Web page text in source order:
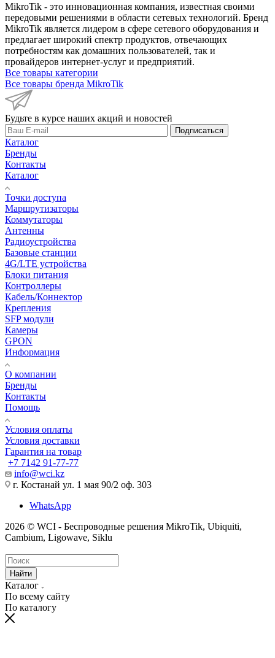
MikroTik - это инновационная компания, известная своими
передовыми решениями в области сетевых технологий. Бренд
MikroTik является лидером в сфере сетевого оборудования и
предлагает широкий спектр продуктов, отвечающих
потребностям как домашних пользователей, так и
провайдеров интернет-услуг и предприятий.
Все товары категории
Все товары бренда MikroTik
Будьте в курсе наших акций и новостей
Подписаться
Каталог
Бренды
Контакты
Каталог
Точки доступа
Маршрутизаторы
Коммутаторы
Антенны
Радиоустройства
Базовые станции
4G/LTE устройства
Блоки питания
Контроллеры
Кабель/Коннектор
Крепления
SFP модули
Камеры
GPON
Информация
О компании
Бренды
Контакты
Помощь
Условия оплаты
Условия доставки
Гарантия на товар
+7 7142 91-77-77
info@wci.kz
г. Костанай ул. 1 мая 90/2 оф. 303
WhatsApp
2026 © WCI - Беспроводные решения MikroTik, Ubiquiti,
Cambium, Ligowave, Siklu
Найти
Каталог
По всему сайту
По каталогу